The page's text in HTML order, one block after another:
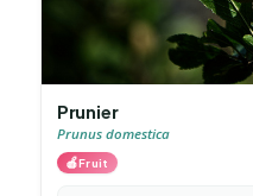
Prunier
Prunus domestica
🍎Fruit